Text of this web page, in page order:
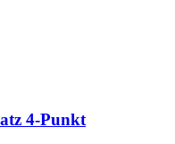
4-Punkt